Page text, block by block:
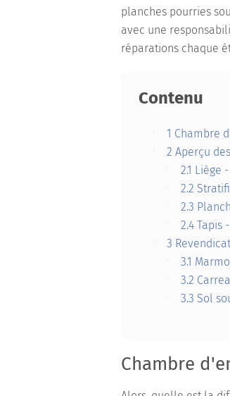
planches pourries
avec une
réparations chaque
Contenu
1 Chambre
2 Aperçu
2.1
Liège
2.2
2.3
2.4 Tapis
3
3.1
3.2
3.3 Sol
Chambre